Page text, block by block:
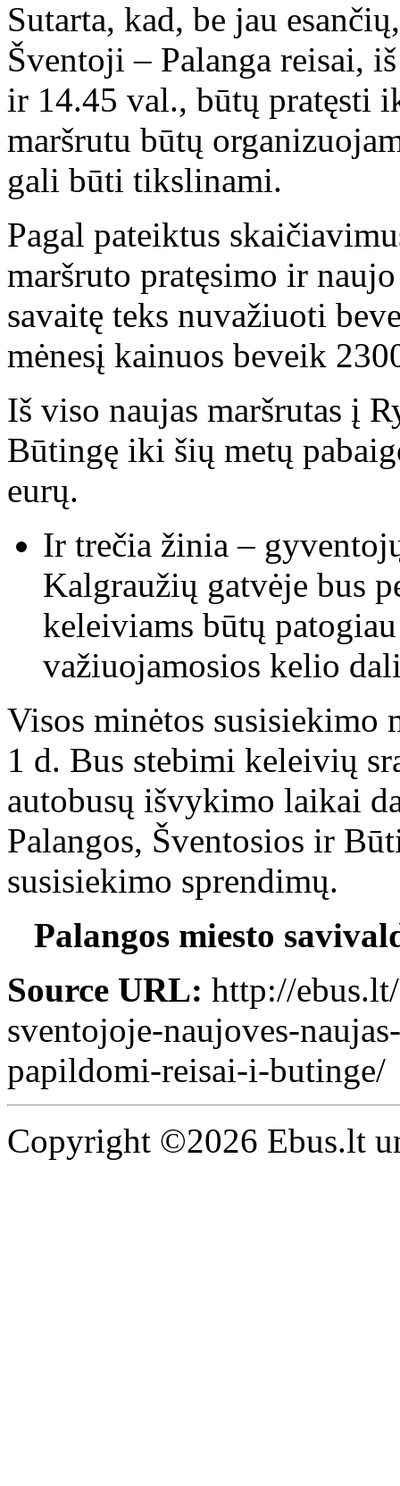
Sutarta, kad, be jau
Šventoji – Palanga reisai,
ir 14.45 val., būtų pratęsti
maršrutu būtų
gali būti tikslinami.
Pagal pateiktus
maršruto pratęsimo ir
savaitę teks nuvažiuoti
mėnesį kainuos beveik
Iš viso naujas maršrutas į
Būtingę iki šių metų
eurų.
Ir trečia žinia –
Kalgraužių gatvėje bus
keleiviams būtų
važiuojamosios kelio
Visos minėtos susisiekimo
1 d. Bus stebimi keleivių
autobusų išvykimo laikai
Palangos, Šventosios ir
susisiekimo sprendimų.
Palangos miesto
Source URL: http://
sventojoje-naujoves-
papildomi-reisai-i-butinge/
Copyright ©2026 Ebus.lt